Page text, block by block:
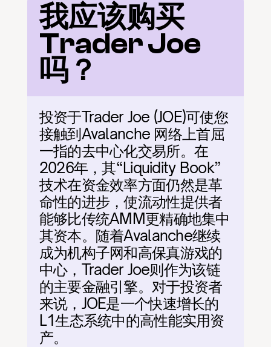
我应该购买
Trader Joe
吗？
投资于Trader Joe (JOE)可使您
接触到Avalanche 网络上首屈
一指的去中心化交易所。在
2026年，其“Liquidity Book”
技术在资金效率方面仍然是革
命性的进步，使流动性提供者
能够比传统AMM更精确地集中
其资本。随着Avalanche继续
成为机构子网和高保真游戏的
中心，Trader Joe则作为该链
的主要金融引擎。对于投资者
来说，JOE是一个快速增长的
L1生态系统中的高性能实用资
产。